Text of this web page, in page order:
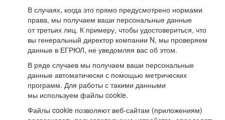
В случаях, когда это прямо предусмотрено нормами
права, мы получаем ваши персональные данные
от третьих лиц. К примеру, чтобы удостовериться, что
вы генеральный директор компании N, мы проверяем
данные в ЕГРЮЛ, не уведомляя вас об этом.
В ряде случаев мы получаем ваши персональные
данные автоматически с помощью метрических
программ. Для работы с такими данными
мы используем файлы cookie.
Файлы cookie позволяют веб-сайтам (приложениям)